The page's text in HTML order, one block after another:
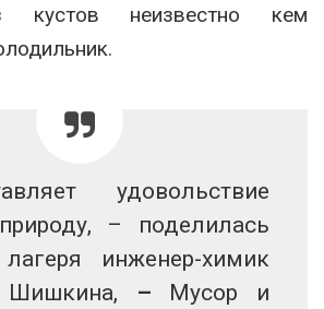
кустов неизвестно кем
удовольствие
– поделилась
инженер-химик
Шишкина,
– Мусор и